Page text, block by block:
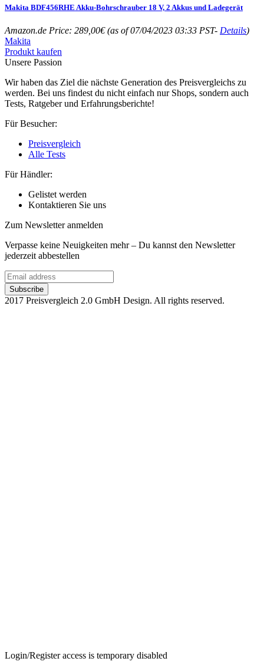
Makita BDF456RHE Akku-Bohrschrauber 18 V, 2 Akkus und Ladegerät
Amazon.de Price: 289,00€(as of 07/04/2023 03:33 PST- Details)
Makita
Produkt kaufen
Unsere Passion
Wir haben das Ziel die nächste Generation des Preisvergleichs zu
werden. Bei uns findest du nicht einfach nur Shops, sondern auch
Tests, Ratgeber und Erfahrungsberichte!
Für Besucher:
Preisvergleich
Alle Tests
Für Händler:
Gelistet werden
Kontaktieren Sie uns
Zum Newsletter anmelden
Verpasse keine Neuigkeiten mehr – Du kannst den Newsletter
jederzeit abbestellen
2017 Preisvergleich 2.0 GmbH Design. All rights reserved.
Login/Register access is temporary disabled